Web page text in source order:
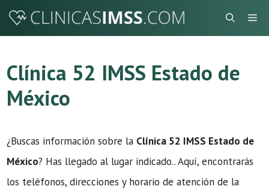
Saltar
Clínica 52 IMSS Estado de
México
¿Buscas información sobre la Clínica 52 IMSS Estado de
México? Has llegado al lugar indicado.. Aquí, encontrarás
los teléfonos, direcciones y horario de atención de la